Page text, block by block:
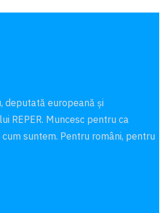
deputată europeană și
REPER. Muncesc pentru ca
suntem. Pentru români, pentru